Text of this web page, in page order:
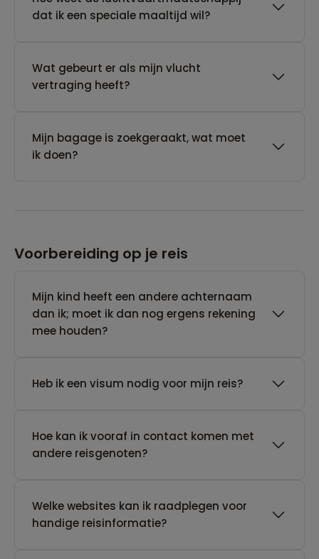
dat ik een speciale maaltijd wil?
Wat gebeurt er als mijn vlucht
vertraging heeft?
Mijn bagage is zoekgeraakt, wat moet
ik doen?
Voorbereiding op je reis
Mijn kind heeft een andere achternaam
dan ik; moet ik dan nog ergens rekening
mee houden?
Heb ik een visum nodig voor mijn reis?
Hoe kan ik vooraf in contact komen met
andere reisgenoten?
Welke websites kan ik raadplegen voor
handige reisinformatie?